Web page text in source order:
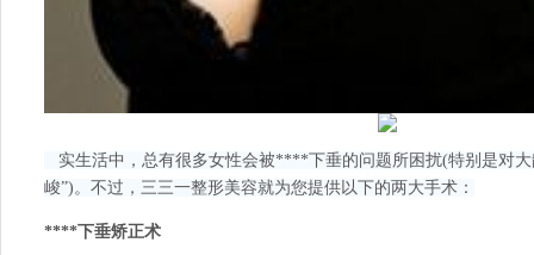
实生活中，总有很多女性会被****下垂的问题所困扰(特别是对大
峻”)。不过， 三三一整形美容就为您提供以下的两大手术：
****下垂矫正术